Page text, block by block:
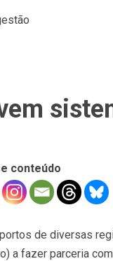
conteúdo
de diversas
a fazer parceria